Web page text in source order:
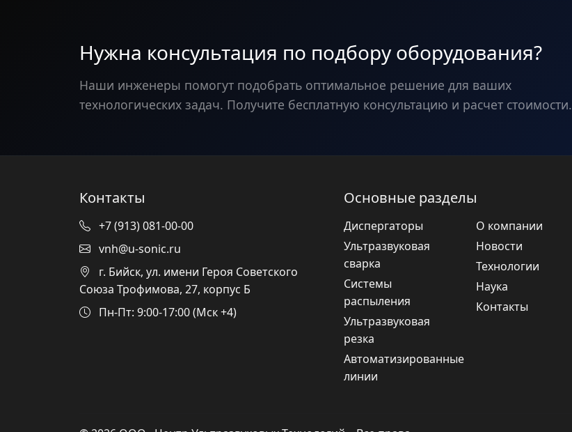
Нужна консультация по подбору оборудования?
Наши инженеры помогут подобрать оптимальное решение для ваших
технологических задач. Получите бесплатную консультацию и расчет стоимости.
Контакты
+7 (913) 081-00-00
vnh@u-sonic.ru
г. Бийск, ул. имени Героя Советского
Союза Трофимова, 27, корпус Б
Пн-Пт: 9:00-17:00 (Мск +4)
Основные разделы
Диспергаторы
Ультразвуковая
сварка
Системы
распыления
Ультразвуковая
резка
Автоматизированные
линии
О компании
Новости
Технологии
Наука
Контакты